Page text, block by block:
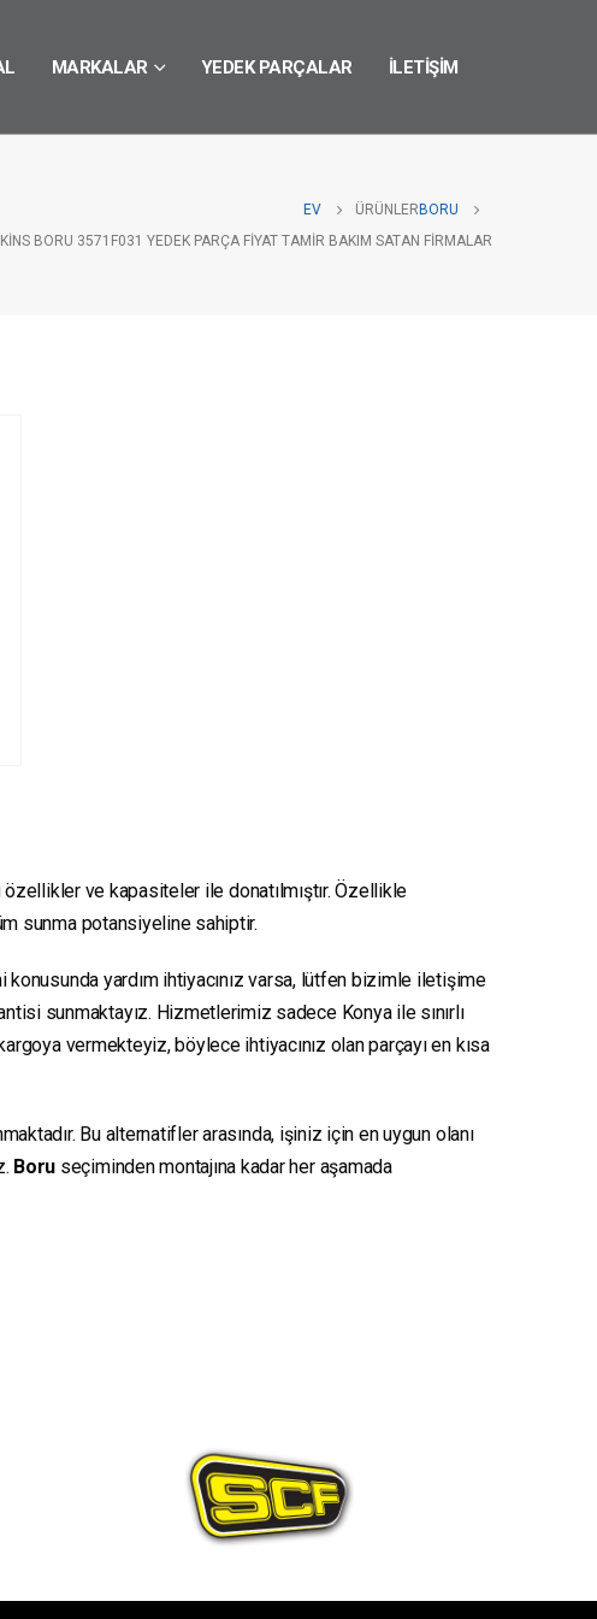
MARKALAR YEDEK PARÇALAR İLETIŞIM
EV ÜRÜNLER BORU
BORU 3571F031 YEDEK PARÇA FIYAT TAMIR BAKIM SATAN FIRMALAR
ve kapasiteler ile donatılmıştır. Özellikle
sunma potansiyeline sahiptir.
yardım ihtiyacınız varsa, lütfen bizimle iletişime
sunmaktayız. Hizmetlerimiz sadece Konya ile sınırlı
vermekteyiz, böylece ihtiyacınız olan parçayı en kısa
Bu alternatifler arasında, işiniz için en uygun olanı
Boru seçiminden montajına kadar her aşamada